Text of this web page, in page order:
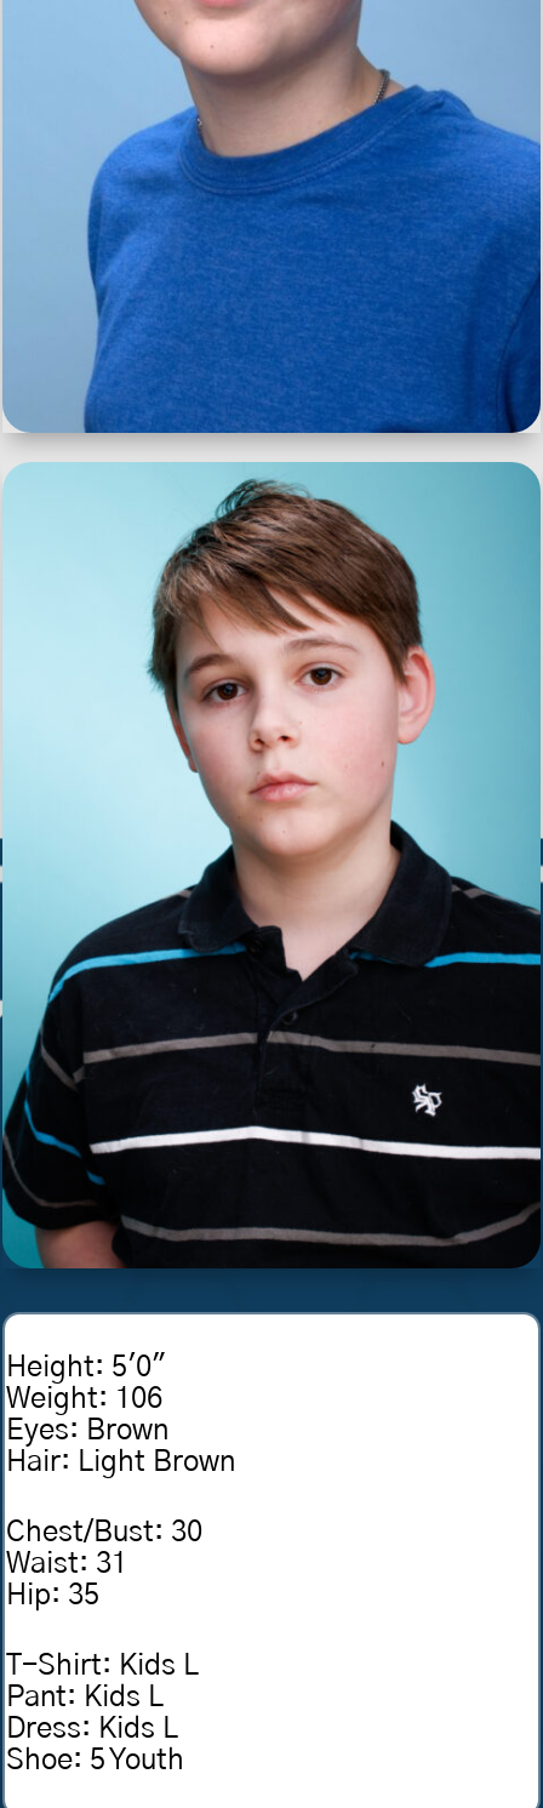
Height: 5'0"
Weight: 106
Eyes: Brown
Hair: Light Brown
Chest/Bust: 30
Waist: 31
Hip: 35
T-Shirt: Kids L
Pant: Kids L
Dress: Kids L
Shoe: 5 Youth